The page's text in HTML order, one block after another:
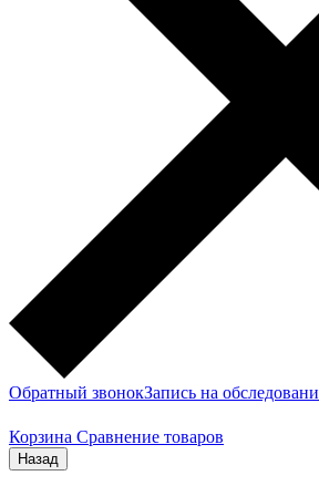
Обратный звонокЗапись на
Корзина Сравнение товаров
Назад